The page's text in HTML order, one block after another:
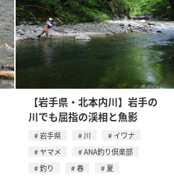
【岩手県・北本内川】岩手の
川でも屈指の渓相と魚影
岩手県 川
イワナ
ヤマメ
ANA釣り倶楽部
釣り
春 夏